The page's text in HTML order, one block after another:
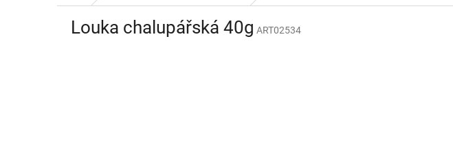
Louka chalupářská 40g ART02534